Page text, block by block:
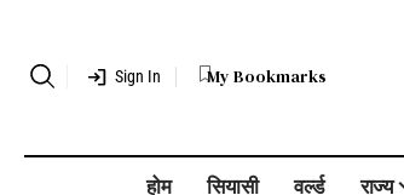
Sign In My Bookmarks
होम सियासी वर्ल्ड राज्य